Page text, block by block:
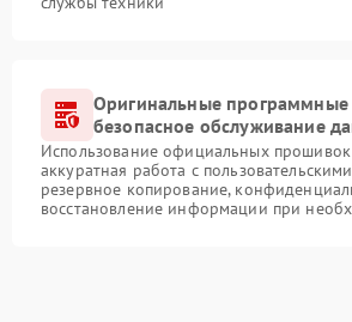
Оригинальные
безопасное обслуживание
Использование официальных
аккуратная работа с
резервное копирование,
восстановление информации при